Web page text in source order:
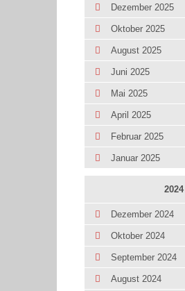
Dezember 2025
Oktober 2025
August 2025
Juni 2025
Mai 2025
April 2025
Februar 2025
Januar 2025
2024
Dezember 2024
Oktober 2024
September 2024
August 2024